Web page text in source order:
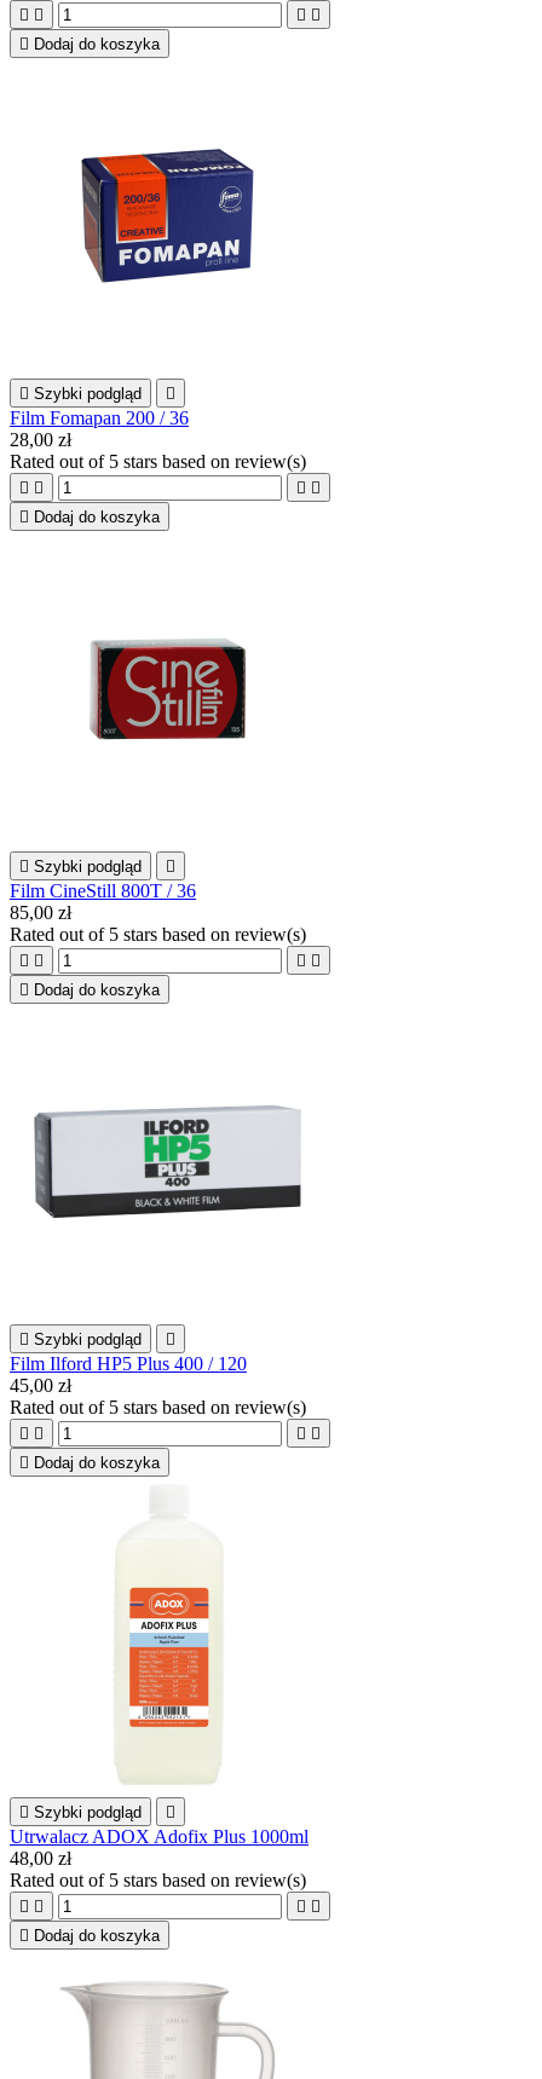
   
 Dodaj do koszyka
 Szybki podgląd 
Film Fomapan 200 / 36
28,00 zł
Rated out of 5 stars based on review(s)
   
 Dodaj do koszyka
 Szybki podgląd 
Film CineStill 800T / 36
85,00 zł
Rated out of 5 stars based on review(s)
   
 Dodaj do koszyka
 Szybki podgląd 
Film Ilford HP5 Plus 400 / 120
45,00 zł
Rated out of 5 stars based on review(s)
   
 Dodaj do koszyka
 Szybki podgląd 
Utrwalacz ADOX Adofix Plus 1000ml
48,00 zł
Rated out of 5 stars based on review(s)
   
 Dodaj do koszyka